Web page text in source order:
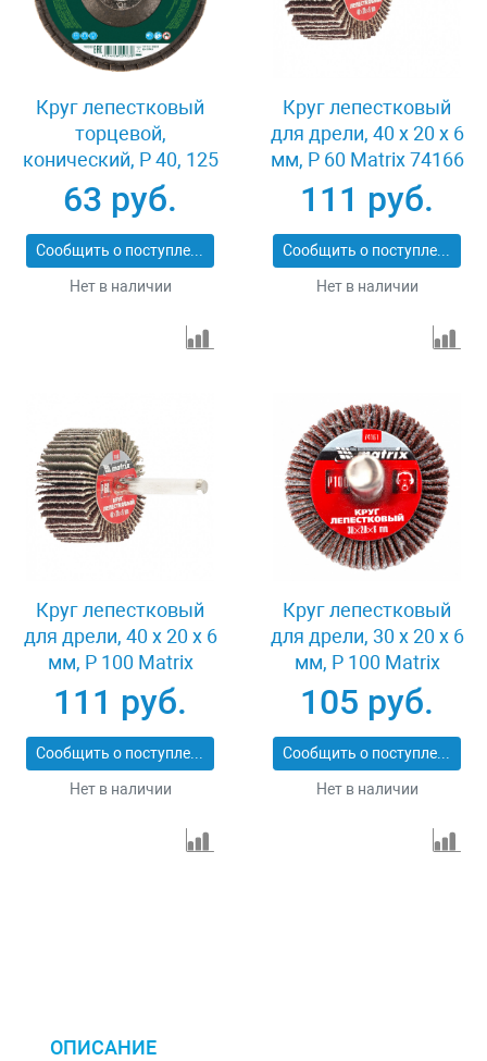
Круг лепестковый
торцевой,
конический, Р 40, 125
х 22.2 мм Сибртех
74083
63 руб.
Сообщить о поступлении
Нет в наличии
Круг лепестковый
для дрели, 40 х 20 х 6
мм, P 60 Matrix 74166
111 руб.
Сообщить о поступлении
Нет в наличии
Круг лепестковый
для дрели, 40 х 20 х 6
мм, P 100 Matrix
74168
111 руб.
Сообщить о поступлении
Нет в наличии
Круг лепестковый
для дрели, 30 х 20 х 6
мм, P 100 Matrix
74161
105 руб.
Сообщить о поступлении
Нет в наличии
ОПИСАНИЕ